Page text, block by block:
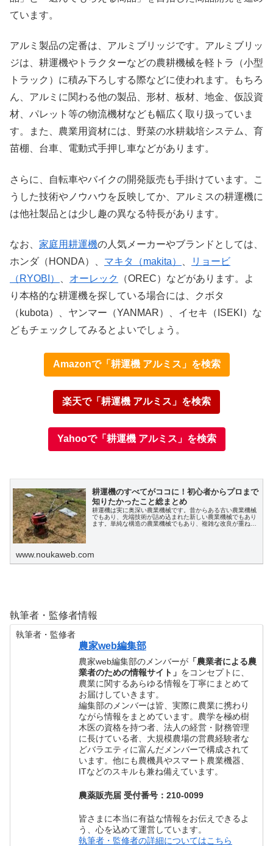
ています。
アルミ製品の定番は、アルミブリッジです。アルミブリッ
ジは、耕運機やトラクターなどの農耕機械を軽トラ（小型
トラック）に積み下ろしする際などに使われます。もちろ
ん、アルミに関わる他の製品、形材、板材、地金、仮設資
材、パレット等の物流機材なども幅広く取り扱っていま
す。また、農業用資材には、野菜の水耕栽培システム、育
苗棚、台車、電動式手押し車などがあります。
さらに、自転車やバイクの開発販売も手掛けています。こ
うした技術やノウハウを反映してか、アルミスの耕運機に
は他社製品とは少し趣の異なる特長があります。
なお、 家庭用耕運機の人気メーカーやブランドとしては、
ホンダ（HONDA）、 マキタ（makita）
リョービ
（RYOBI）
オーレック
（OREC）などがあります。よ
り本格的な耕運機を探している場合には、クボタ
（kubota）、ヤンマー（YANMAR）、イセキ（ISEKI）な
どもチェックしてみるとよいでしょう。
Amazonで「耕運機 アルミス」を検索
楽天で「耕運機 アルミス」を検索
Yahooで「耕運機 アルミス」を検索
耕運機のすべてがココに！初心者からプロまで
知りたかったこと総まとめ
耕運機は実に奥深い農業機械です。昔からある古い農業機械
でもあり、先端技術が詰め込まれた新しい農業機械でもあり
ます。単純な構造の農業機械でもあり、複雑な改良が重ねら
www.noukaweb.com
執筆者・監修者情報
執筆者・監修者
農家web編集部
農家web編集部のメンバーが 「農業者による農
業者のための情報サイト」 をコンセプトに、
農業に関するあらゆる情報を丁寧にまとめて
お届けしていきます。
編集部のメンバーは皆、実際に農業に携わり
ながら情報をまとめています。農学を極め樹
木医の資格を持つ者、法人の経営・財務管理
に長けている者、大規模農場の営農経験者な
どバラエティに富んだメンバーで構成されて
います。他にも農機具やスマート農業機器、
ITなどのスキルも兼ね備えています。
農薬販売届 受付番号：210-0099
皆さまに本当に有益な情報をお伝えできるよ
う、心を込めて運営しています。
執筆者・監修者の詳細についてはこちら
X
Facebook
はてブ
コピー